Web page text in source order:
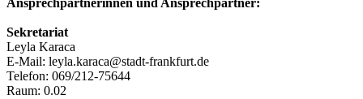
Ansprechpartnerinnen und Ansprechpartner:
Sekretariat
Leyla Karaca
E-Mail: leyla.karaca@stadt-frankfurt.de
Telefon: 069/212-75644
Raum: 0.02